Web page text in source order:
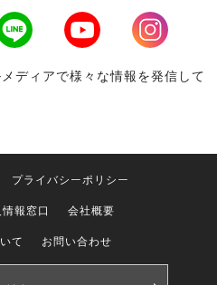
LINE Youtube
Instagram
ディアで様々な情報を発信して
プライバシーポリシー
報窓口
会社概要
て
お問い合わせ